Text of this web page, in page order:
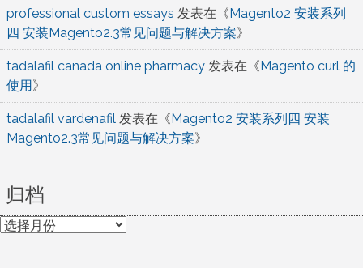
professional custom essays 发表在《Magento2 安装系列
四 安装Magento2.3常见问题与解决方案》
tadalafil canada online pharmacy 发表在《Magento curl 的
使用》
tadalafil vardenafil 发表在《Magento2 安装系列四 安装
Magento2.3常见问题与解决方案》
归档
归